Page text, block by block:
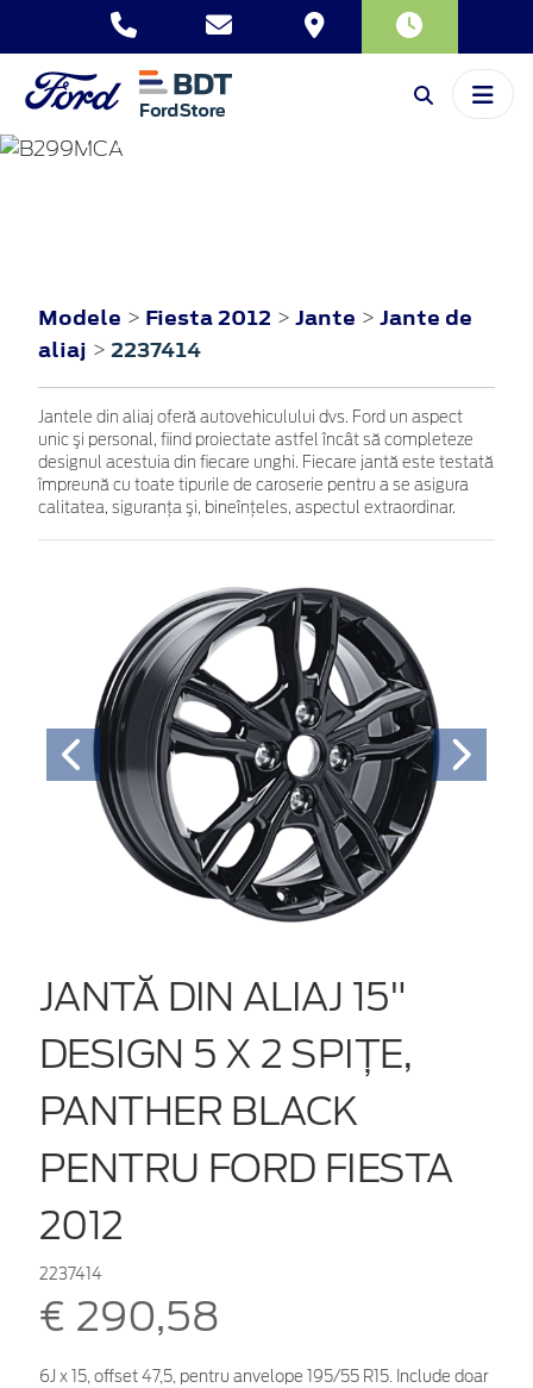
FIESTA
Modele > Fiesta 2012 > Jante > Jante de
aliaj > 2237414
Jantele din aliaj oferă autovehiculului dvs. Ford un aspect
unic şi personal, fiind proiectate astfel încât să completeze
designul acestuia din fiecare unghi. Fiecare jantă este testată
împreună cu toate tipurile de caroserie pentru a se asigura
calitatea, siguranţa şi, bineînţeles, aspectul extraordinar.
JANTĂ DIN ALIAJ 15"
DESIGN 5 X 2 SPIŢE,
PANTHER BLACK
PENTRU FORD FIESTA
2012
2237414
€ 290,58
6J x 15, offset 47,5, pentru anvelope 195/55 R15. Include doar